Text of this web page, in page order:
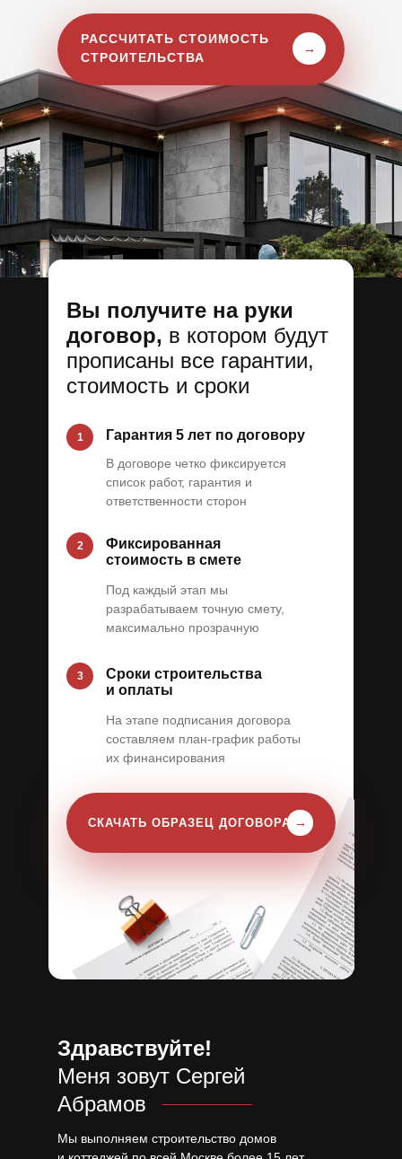
РАССЧИТАТЬ СТОИМОСТЬ
СТРОИТЕЛЬСТВА
→
Вы получите на руки
договор, в котором будут
прописаны все гарантии,
стоимость и сроки
Гарантия 5 лет по договору
В договоре четко фиксируется
список работ, гарантия и
ответственности сторон
Фиксированная
стоимость в смете
Под каждый этап мы
разрабатываем точную смету,
максимально прозрачную
Сроки строительства
и оплаты
На этапе подписания договора
составляем план-график работы
их финансирования
1
2
3
СКАЧАТЬ ОБРАЗЕЦ ДОГОВОРА →
Здравствуйте!
Меня зовут Сергей
Абрамов
Мы выполняем строительство домов